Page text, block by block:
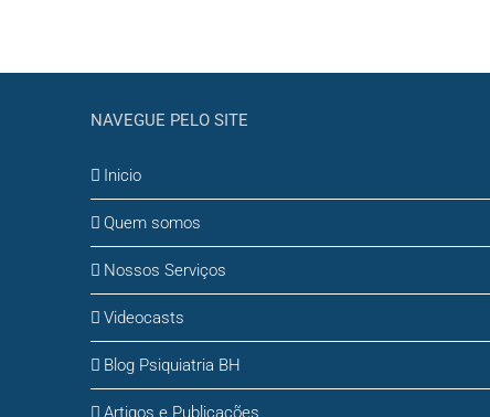
NAVEGUE PELO SITE
Inicio
Quem somos
Nossos Serviços
Videocasts
Blog Psiquiatria BH
Artigos e Publicações